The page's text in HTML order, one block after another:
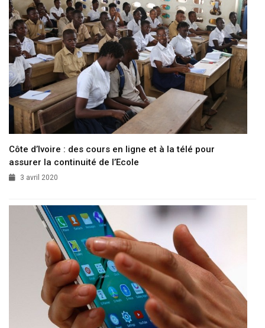
Côte d’Ivoire : des cours en ligne et à la télé pour
assurer la continuité de l’Ecole
3 avril 2020